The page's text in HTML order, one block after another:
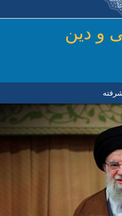
و دين